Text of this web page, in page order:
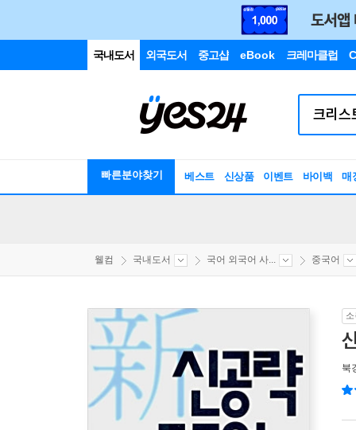
국내도서 외국도서 중고샵 eBook 크레마클럽
빠른분야찾기 베스트 신상품 이벤트 바이백 매
웰컴 국내도서 국어 외국어 사... 중국어
북